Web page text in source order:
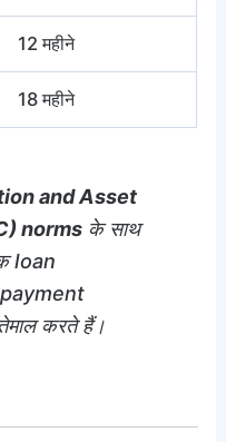
12 महीने
18 महीने
and Asset
norms के साथ
loan
करते हैं।